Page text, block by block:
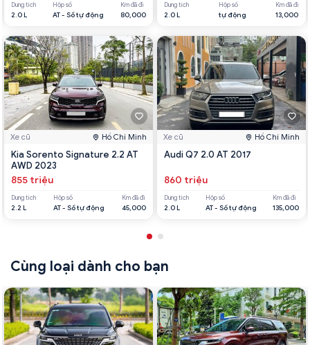
Dung tích
2.0 L
Hộp số
AT - Số tự động
Km đã đi
80,000
Xe cũ Hồ Chí Minh
Kia Sorento Signature 2.2 AT
AWD 2023
855 triệu
Dung tích
2.2 L
Hộp số
AT - Số tự động
Km đã đi
45,000
Dung tích
2.0 L
Hộp số
tự động
Km đã đi
13,000
Xe cũ Hồ Chí Minh
Audi Q7 2.0 AT 2017
860 triệu
Dung tích
2.0 L
Hộp số
AT - Số tự động
Km đã đi
135,000
Cùng loại dành cho bạn